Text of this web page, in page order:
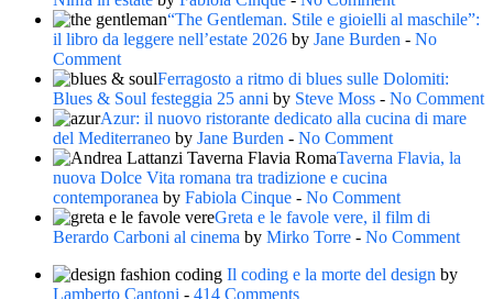
“The Gentleman. Stile e gioielli al maschile”:
il libro da leggere nell’estate 2026 by Jane Burden - No
Comment
Ferragosto a ritmo di blues sulle Dolomiti:
Blues & Soul festeggia 25 anni by Steve Moss - No Comment
Azur: il nuovo ristorante dedicato alla cucina di mare
del Mediterraneo by Jane Burden - No Comment
Taverna Flavia, la
nuova Dolce Vita romana tra tradizione e cucina
contemporanea by Fabiola Cinque - No Comment
Greta e le favole vere, il film di
Berardo Carboni al cinema by Mirko Torre - No Comment
Il coding e la morte del design by
Lamberto Cantoni - 414 Comments